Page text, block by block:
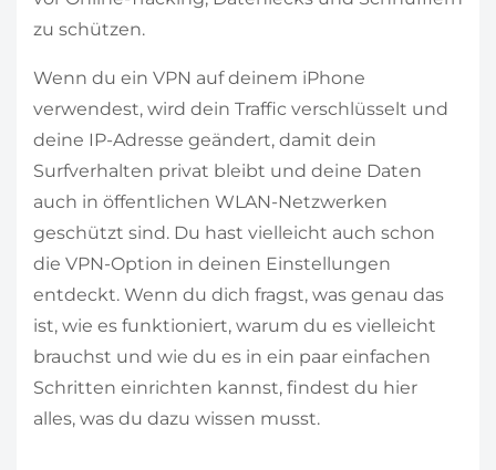
zu schützen.
Wenn du ein VPN auf deinem iPhone
verwendest, wird dein Traffic verschlüsselt und
deine IP-Adresse geändert, damit dein
Surfverhalten privat bleibt und deine Daten
auch in öffentlichen WLAN-Netzwerken
geschützt sind. Du hast vielleicht auch schon
die VPN-Option in deinen Einstellungen
entdeckt. Wenn du dich fragst, was genau das
ist, wie es funktioniert, warum du es vielleicht
brauchst und wie du es in ein paar einfachen
Schritten einrichten kannst, findest du hier
alles, was du dazu wissen musst.